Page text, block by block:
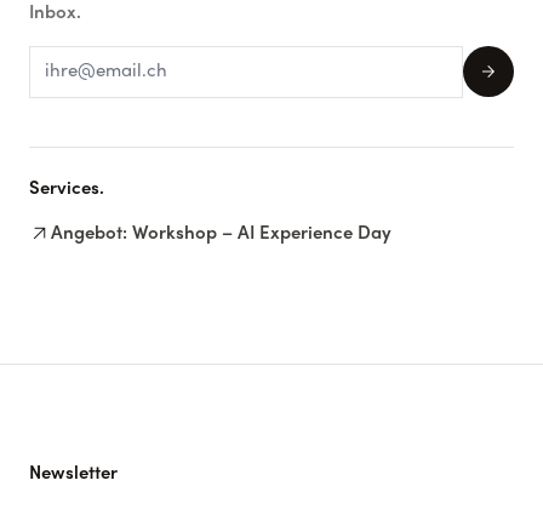
Inbox.
arrow_forward
Services.
arrow_outward Angebot: Workshop – AI Experience Day
Newsletter